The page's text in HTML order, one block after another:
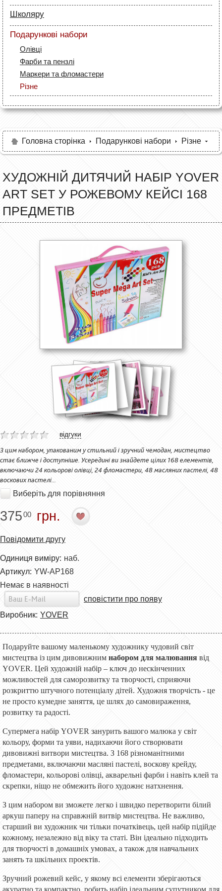
Лайнери (рапідографи)
Аксесуари для дизайнерів
Олівці
Полотна та папір
Пензлі й мастихіни
Мольберти і етюдники
Рапідографи і лайнери
Аксесуари для художників
Папір
Лайнери
Маркери
Олівці
Все для креслення
Аксесуари для студентів
Школяру
Папір
Маркери
Фарби та пензлі
Все для креслення
Все для творчості
Олівці та фломастери
Подарункові набори
Олівці
Фарби та пензлі
Маркери та фломастери
Різне
Головна сторінка Подарункові набори Різне
ХУДОЖНІЙ ДИТЯЧИЙ НАБІР YOVER
ART SET У РОЖЕВОМУ КЕЙСІ 168
ПРЕДМЕТІВ
відгуки
З цим набором, упакованим у стильний і зручний чемодан, мистецтво
стає ближче і доступніше. Усередині ви знайдете цілих 168 елементів,
включаючи 24 кольорові олівці, 24 фломастери, 48 масляних пастелі, 48
воскових пастелі...
Виберіть для порівняння
37500 грн.
Повідомити другу
Одиниця виміру: наб.
Артикул: YW-AP168
Немає в наявності
сповістити про появу
Виробник: YOVER
Подаруйте вашому маленькому художнику чудовий світ
мистецтва із цим дивовижним набором для малювання від
YOVER. Цей художній набір – ключ до нескінченних
можливостей для саморозвитку та творчості, сприяючи
розкриттю штучного потенціалу дітей. Художня творчість - це
не просто кумедне заняття, це шлях до самовираження,
розвитку та радості.
Супермега набір YOVER занурить вашого малюка у світ
кольору, форми та уяви, надихаючи його створювати
дивовижні витвори мистецтва. З 168 різноманітними
предметами, включаючи масляні пастелі, воскову крейду,
фломастери, кольорові олівці, акварельні фарби і навіть клей та
скрепки, ніщо не обмежить його художнє натхнення.
З цим набором ви зможете легко і швидко перетворити білий
аркуш паперу на справжній витвір мистецтва. Не важливо,
старший ви художник чи тільки початківець, цей набір підійде
кожному, незалежно від віку та статі. Він ідеально підходить
для творчості в домашніх умовах, а також для навчальних
занять та шкільних проектів.
Зручний рожевий кейс, у якому всі елементи зберігаються
акуратно та компактно, робить набір ідеальним супутником для